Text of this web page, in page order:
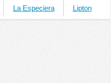
La Especiera Lipton